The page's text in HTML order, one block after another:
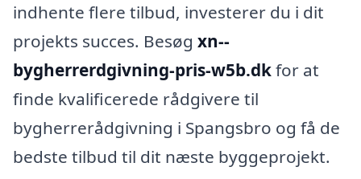
indhente flere tilbud, investerer du i dit
projekts succes. Besøg xn--
bygherrerdgivning-pris-w5b.dkfor at
finde kvalificerede rådgivere til
bygherrerådgivning i Spangsbro og få de
bedste tilbud til dit næste byggeprojekt.